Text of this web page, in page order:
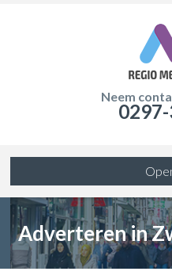
Neem
Adverteren in